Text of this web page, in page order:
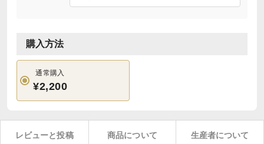
購入方法
通常購入
¥2,200
レビューと投稿 商品について 生産者について